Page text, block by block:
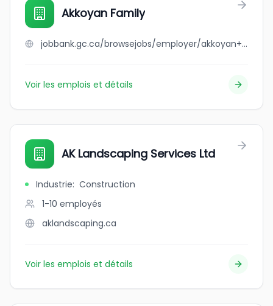
Akkoyan Family
jobbank.gc.ca/browsejobs/employer/akkoyan+family/ca
Voir les emplois et détails
AK Landscaping Services Ltd
Industrie: Construction
1-10 employés
aklandscaping.ca
Voir les emplois et détails